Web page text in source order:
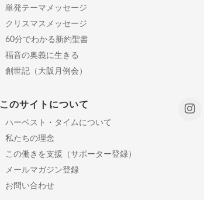
単発テーマメッセージ
クリスマスメッセージ
60分でわかる新約聖書
福音の奥義に生きる
創世記（大阪月例会）
このサイトについて
ハーベスト・タイムについて
私たちの理念
この働きを支援（サポーター登録）
メールマガジン登録
お問い合わせ